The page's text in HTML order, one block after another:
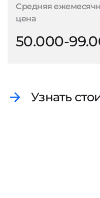
Средняя
цена
50.000-
Узнать